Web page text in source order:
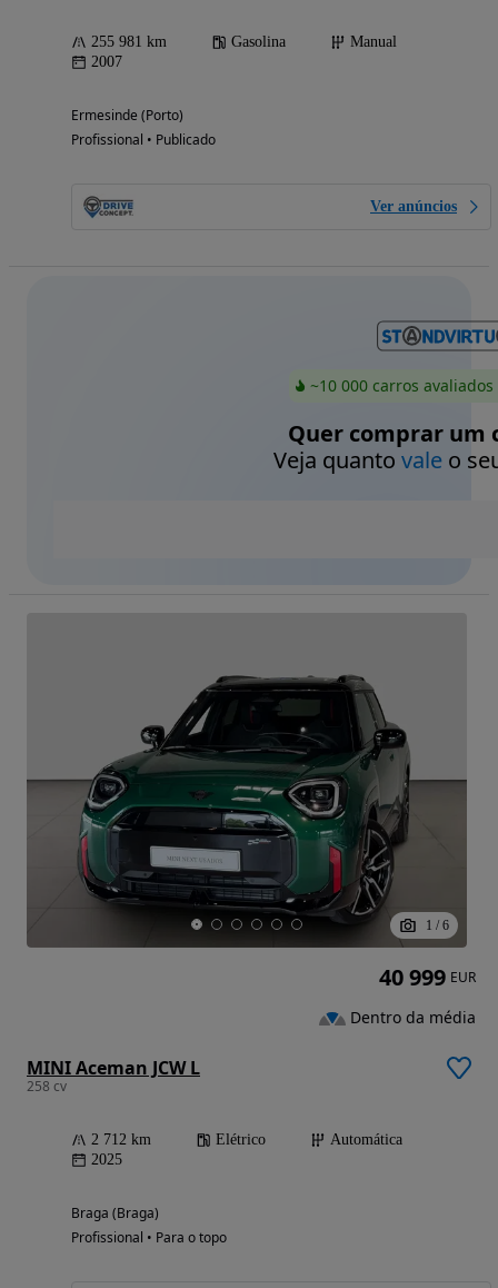
255 981 km Gasolina
Manual
2007
Ermesinde (Porto)
Profissional • Publicado
Ver anúncios
~10 000 carros
Quer comprar um
Veja quanto valeo
1 / 6
MINI Aceman JCW L
258 cv
2 712 km Elétrico
Automática
2025
Braga (Braga)
Profissional • Para o topo
40 999 EUR
Dentro da média